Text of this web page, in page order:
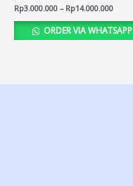
Rated
4.59
out of 5
Rp3.000.000 – Rp14.000.000
ORDER VIA WHATSAPP